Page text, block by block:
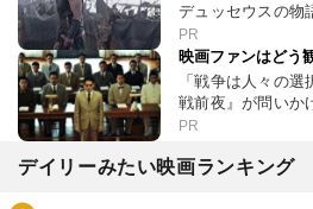
デュッセウスの物
PR
映画ファンはどう
「戦争は人々の
戦前夜』が問いか
PR
デイリーみたい映画ランキング